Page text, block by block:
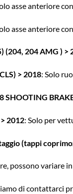
asse anteriore
asse anteriore
(204, 204 AMG ) >
> 2018: Solo
SHOOTING
2012: Solo per
(tappi
possono variare
di contattarci